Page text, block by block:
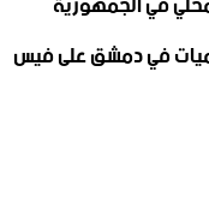
في دمشق على فيس